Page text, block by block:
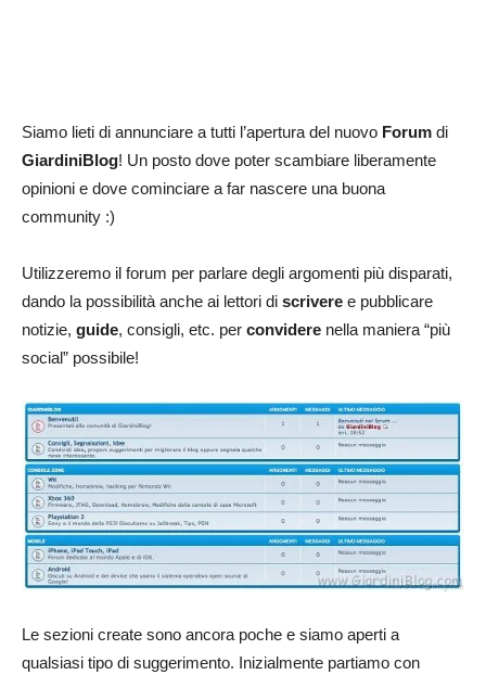
Siamo lieti di annunciare a tutti l’apertura del nuovo Forum di
GiardiniBlog! Un posto dove poter scambiare liberamente
opinioni e dove cominciare a far nascere una buona
community :)
Utilizzeremo il forum per parlare degli argomenti più disparati,
dando la possibilità anche ai lettori di scrivere e pubblicare
notizie, guide, consigli, etc. per convidere nella maniera “più
social” possibile!
Le sezioni create sono ancora poche e siamo aperti a
qualsiasi tipo di suggerimento. Inizialmente partiamo con